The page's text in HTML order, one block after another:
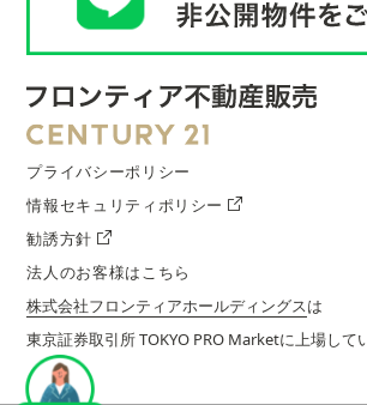
プライバシーポリシー
情報セキュリティポリシー
勧誘方針
法人のお客様はこちら
株式会社フロンティアホールディングスは
東京証券取引所 TOKYO PRO Marketに上場して